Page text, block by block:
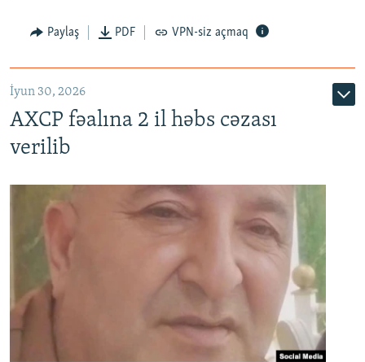
Paylaş PDF VPN-siz açmaq
İyun 30, 2026
AXCP fəalına 2 il həbs cəzası
verilib